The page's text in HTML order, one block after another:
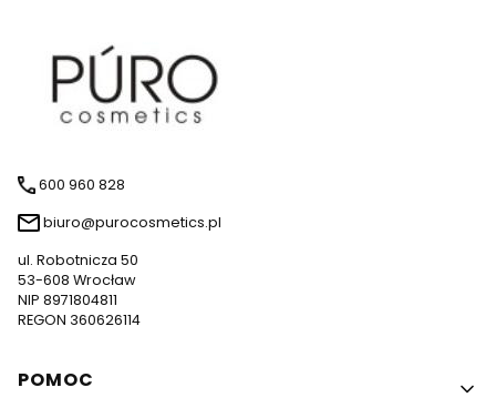
600 960 828
biuro@purocosmetics.pl
ul. Robotnicza 50
53-608 Wrocław
NIP 8971804811
REGON 360626114
Linki w stopce
POMOC